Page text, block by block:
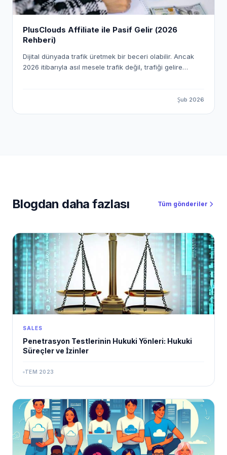
PlusClouds Affiliate ile Pasif Gelir (2026
Rehberi)
Dijital dünyada trafik üretmek bir beceri olabilir. Ancak
2026 itibarıyla asıl mesele trafik değil, trafiği gelire
komisyonlu ürün satma dönemi kapandı. Gerçek kazanç;
Şub 2026
Blogdan daha fazlası Tüm gönderiler
SALES
Penetrasyon Testlerinin Hukuki Yönleri: Hukuki
Süreçler ve İzinler
TEM 2023